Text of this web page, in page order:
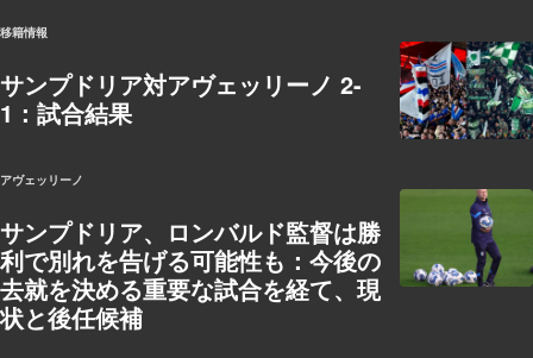
移籍情報
サンプドリア対アヴェッリーノ 2-
1：試合結果
アヴェッリーノ
サンプドリア、ロンバルド監督は勝
利で別れを告げる可能性も：今後の
去就を決める重要な試合を経て、現
状と後任候補